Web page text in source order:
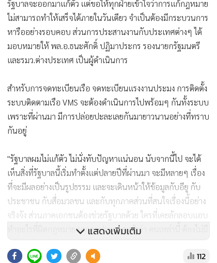
รัฐบาลจะออกมาแก้ตัว แต่ขอให้ทุกฝ่ายเข้าใจว่าการแก้กฎหมาย
ไม่สามารถทำให้เสร็จได้ภายในวันเดียว จำเป็นต้องมีกระบวนการ
หารืออย่างรอบคอบ ส่วนการประสานงานกับประเทศต่างๆ ได้
มอบหมายให้ พล.อ.ธนะศักดิ์ ปฏิมาประกร รองนายกรัฐมนตรี
และรมว.ต่างประเทศ เป็นผู้ดำเนินการ
สำหรับการจดทะเบียนเรือ จดทะเบียนแรงงานประมง การติดตั้ง
ระบบติดตามเรือ VMS จะต้องดำเนินการไปพร้อมๆ กันทั้งระบบ
เพราะที่ผ่านมา มีการปล่อยปะละเลยกันมายาวนานอย่างที่ทราบ
กันอยู่
"รัฐบาลผมไม่แก้ตัว ไม่นั่งทับปัญหาแน่นอน นับจากนี้ไป จะได้
เห็นสิ่งที่รัฐบาลนี้เริ่มทำตั้งแต่ปลายปีที่ผ่านมา จะมีหลายๆ เรื่อง
ที่จะมีผลอย่างเป็นรูปธรรม และจะเดินหน้าให้ข้อมูลกับอียู กับ
ประชาชน กับสื่อมวลชน และกับทุกภาคส่วนที่สนใจเรื่องนี้อย่าง
จริงจัง ส่วนภาคเอกชนต้องช่วยรัฐบาลด้วย ใครที่เคยลักลอบแอบ
ทำอะไรที่ผิดกฎหมาย ผมเคยประกาศแล้วว่า คนเหล่านี้ ต้องไม่มี
ที่ยืนในสังคมไทยอีกต่อไป” พล.อ.ประยุทธ์กล่าว
แสดงเพิ่มเติม
112